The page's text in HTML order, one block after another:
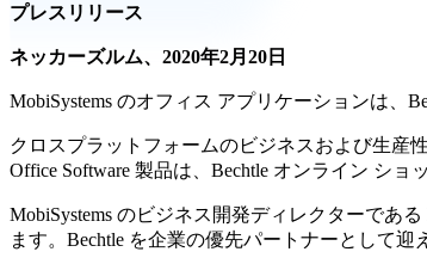
プレスリリース
ネッカーズルム、2020年2月20日
MobiSystems のオフィス アプリケーションは、
クロスプラットフォームのビジネスおよび生産
Office Software 製品は、Bechtle オンライン ショ
MobiSystems のビジネス開発ディレクターであ
ます。Bechtle を企業の優先パートナーとして